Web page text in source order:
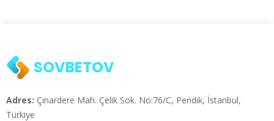
SOVBETOV
Adres: Çınardere Mah. Çelik Sok. No:76/C, Pendik, İstanbul,
Türkiye